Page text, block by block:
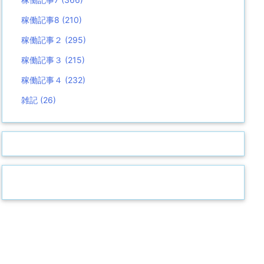
稼働記事8 (210)
稼働記事２ (295)
稼働記事３ (215)
稼働記事４ (232)
雑記 (26)